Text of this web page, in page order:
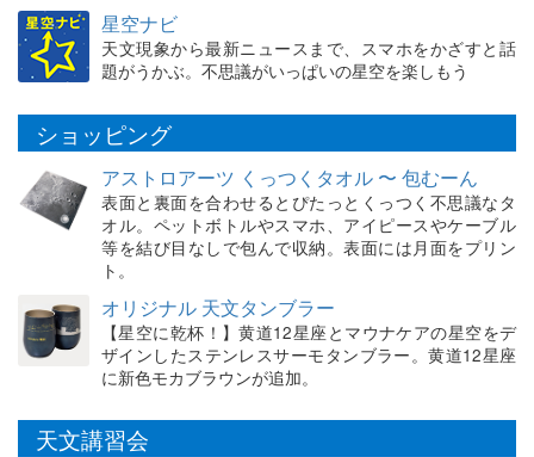
星空ナビ
天文現象から最新ニュースまで、スマホをかざすと話
題がうかぶ。不思議がいっぱいの星空を楽しもう
ショッピング
アストロアーツ くっつくタオル 〜 包むーん
表面と裏面を合わせるとぴたっとくっつく不思議なタ
オル。ペットボトルやスマホ、アイピースやケーブル
等を結び目なしで包んで収納。表面には月面をプリン
ト。
オリジナル 天文タンブラー
【星空に乾杯！】黄道12星座とマウナケアの星空をデ
ザインしたステンレスサーモタンブラー。黄道12星座
に新色モカブラウンが追加。
天文講習会